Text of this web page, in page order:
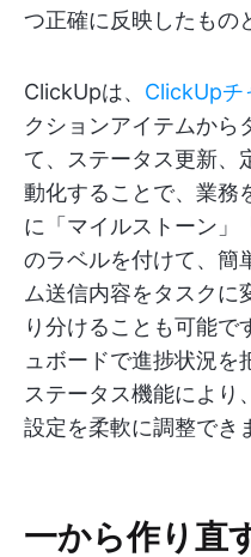
つ正確に反映したもの
ClickUpは、 ClickUpチ
クションアイテムから
て、ステータス更新、
動化することで、業務
に「マイルストーン」
のラベルを付けて、簡
ム送信内容をタスクに
り分けることも可能で
ュボードで進捗状況を
ステータス機能により
設定を柔軟に調整でき
一から作り直